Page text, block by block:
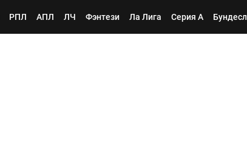
РПЛ АПЛ ЛЧ Фэнтези Ла Лига Серия А